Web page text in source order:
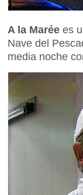
A la Marée es
Nave del
media noche